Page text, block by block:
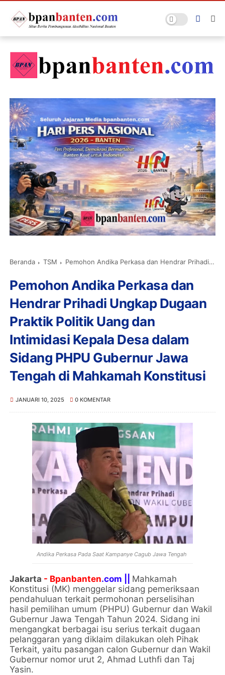
Beranda TSM Pemohon Andika Perkasa dan Hendrar Prihadi Ungkap Dugaan Praktik Politik Uang dan Intimidasi Kepala Desa dalam Sidang PHPU Gubernur Jawa Tengah di Mahkamah Konstitusi
Pemohon Andika Perkasa dan
Hendrar Prihadi Ungkap Dugaan
Praktik Politik Uang dan
Intimidasi Kepala Desa dalam
Sidang PHPU Gubernur Jawa
Tengah di Mahkamah Konstitusi
JANUARI 10, 2025 0 KOMENTAR
Andika Perkasa Pada Saat Kampanye Cagub Jawa Tengah
Jakarta - Bpanbanten.com || Mahkamah
Konstitusi (MK) menggelar sidang pemeriksaan
pendahuluan terkait permohonan perselisihan
hasil pemilihan umum (PHPU) Gubernur dan Wakil
Gubernur Jawa Tengah Tahun 2024. Sidang ini
mengangkat berbagai isu serius terkait dugaan
pelanggaran yang diklaim dilakukan oleh Pihak
Terkait, yaitu pasangan calon Gubernur dan Wakil
Gubernur nomor urut 2, Ahmad Luthfi dan Taj
Yasin.